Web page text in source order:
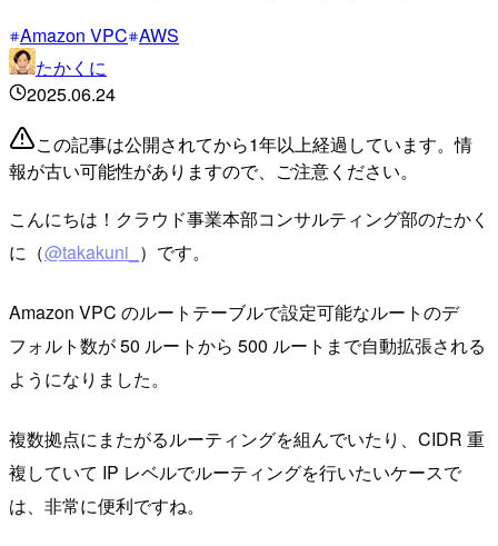
Amazon VPC AWS
たかくに
2025.06.24
この記事は公開されてから1年以上経過しています。情
報が古い可能性がありますので、ご注意ください。
こんにちは！クラウド事業本部コンサルティング部のたかく
に（@takakuni_ ）です。
Amazon VPC のルートテーブルで設定可能なルートのデ
フォルト数が 50 ルートから 500 ルートまで自動拡張される
ようになりました。
複数拠点にまたがるルーティングを組んでいたり、CIDR 重
複していて IP レベルでルーティングを行いたいケースで
は、非常に便利ですね。